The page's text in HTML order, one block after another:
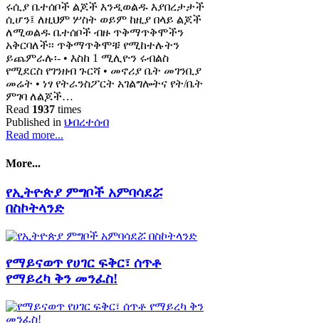
ሩሲያ ቤተሰቦች ልጆች እንዲወልዱ እያበረታታች
ሲሆን፤ ለዚህም ሦስት ወይም ከዚያ በላይ ልጆች
ለሚወልዱ ቤተሰቦች ብዙ ጥቅማጥቅሞችን
አቅርባለች፡፡ ጥቅማጥቅሞቹ የሚከተሉትን
ይጨምራሉ፡- • እስከ 1 ሚሊዮን ሩብልስ
የሚደርስ የገንዘብ ጉርሻ • መኖሪያ ቤት መገንቢያ
መሬት • ነፃ የትራንስፖርት አገልግሎትና የት/ቤት
ምገባ ለልጆች…
Read 1937 times
Published in ህብረተሰብ
Read more...
More...
የኢትዮጵያ ምግቦች አምባሳደሯ
በስኮትላንድ
የማይናወጥ የሀገር ፍቅር፣ ሰጥቶ
የማይረካ ቅን መንፈስ!